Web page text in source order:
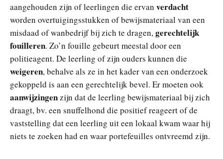
aangehouden zijn of leerlingen die ervan verdacht
worden overtuigingsstukken of bewijsmateriaal van een
misdaad of wanbedrijf bij zich te dragen,gerechtelijk
fouilleren. Zo’n fouille gebeurt meestal door een
politieagent. De leerling of zijn ouders kunnen die
weigeren, behalve als ze in het kader van een onderzoek
gekoppeld is aan een gerechtelijk bevel. Er moeten ook
aanwijzingenzijn dat de leerling bewijsmateriaal bij zich
draagt, bv. een snuffelhond die positief reageert of de
vaststelling dat een leerling uit een lokaal kwam waar hij
niets te zoeken had en waar portefeuilles ontvreemd zijn.